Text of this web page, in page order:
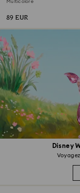
Disney
Multicolore
89 EUR